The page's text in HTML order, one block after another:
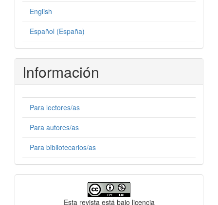
English
Español (España)
Información
Para lectores/as
Para autores/as
Para bibliotecarios/as
Esta revista está bajo licencia